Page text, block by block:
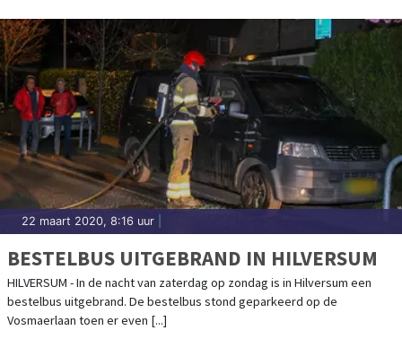
22 maart 2020, 8:16 uur
BESTELBUS UITGEBRAND IN HILVERSUM
HILVERSUM - In de nacht van zaterdag op zondag is in Hilversum een
bestelbus uitgebrand. De bestelbus stond geparkeerd op de
Vosmaerlaan toen er even [...]